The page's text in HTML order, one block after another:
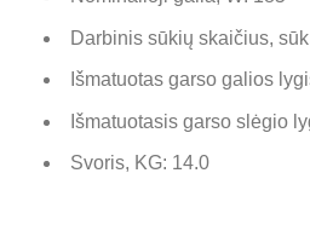
Darbinis sūkių skaičius,
Išmatuotas garso galios
Išmatuotasis garso slėgio
Svoris, KG: 14.0